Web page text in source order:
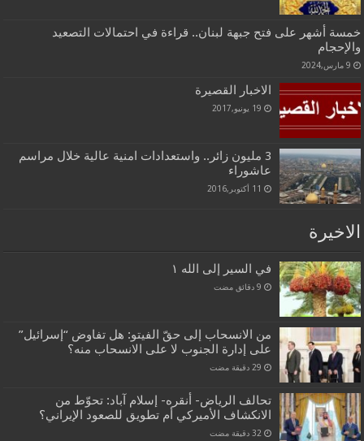
خمسة أشهر على فتح جبهة لبنان.. قراءة في احتمالات التصعيد
والإحجام
9 مارس,2024
الاخبار القصيرة
19 يونيو,2017
3 مليون زائر.. واستعدادات امنية عالية خلال مراسم
عاشوراء
11 أكتوبر,2016
الاخيرة
في السير إلى الله ١
من الانسحاب إلى حقّ الفيتو: هل تفاوض “إسرائيل”
على إدارة الجنوب لا على الانسحاب منه؟
تحالف الرياض- أنقره- إسلام آباد: تحوّط من
الانكشاف الأميركي أم تطويق للصعود الإيراني؟